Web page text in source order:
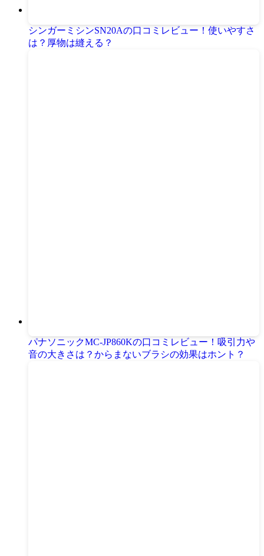
シンガーミシンSN20Aの口コミレビュー！使いやすさ
は？厚物は縫える？
パナソニックMC-JP860Kの口コミレビュー！吸引力や
音の大きさは？からまないブラシの効果はホント？